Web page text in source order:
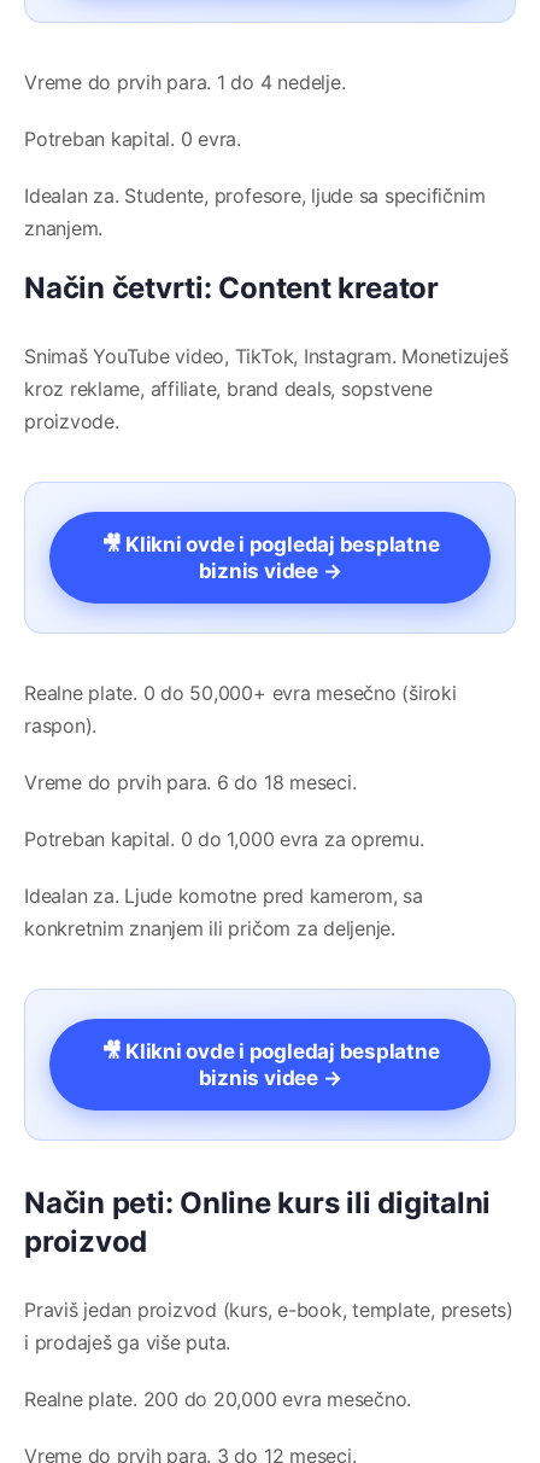
Vreme do prvih para. 1 do 4 nedelje.
Potreban kapital. 0 evra.
Idealan za. Studente, profesore, ljude sa specifičnim
znanjem.
Način četvrti: Content kreator
Snimaš YouTube video, TikTok, Instagram. Monetizuješ
kroz reklame, affiliate, brand deals, sopstvene
proizvode.
🎥 Klikni ovde i pogledaj besplatne
biznis videe →
Realne plate. 0 do 50,000+ evra mesečno (široki
raspon).
Vreme do prvih para. 6 do 18 meseci.
Potreban kapital. 0 do 1,000 evra za opremu.
Idealan za. Ljude komotne pred kamerom, sa
konkretnim znanjem ili pričom za deljenje.
🎥 Klikni ovde i pogledaj besplatne
biznis videe →
Način peti: Online kurs ili digitalni
proizvod
Praviš jedan proizvod (kurs, e-book, template, presets)
i prodaješ ga više puta.
Realne plate. 200 do 20,000 evra mesečno.
Vreme do prvih para. 3 do 12 meseci.